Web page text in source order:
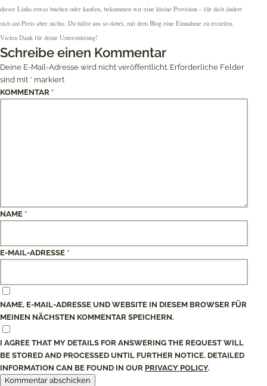
dieser Links etwas buchen oder kaufen, bekommen wir eine kleine Provision – für dich ändert
sich am Preis aber nichts. Du hilfst uns so dabei, mit dem Blog eine Einnahme zu erzielen.
Vielen Dank für deine Unterstützung!
Schreibe einen Kommentar
Deine E-Mail-Adresse wird nicht veröffentlicht. Erforderliche Felder
sind mit * markiert
KOMMENTAR *
NAME *
E-MAIL-ADRESSE *
NAME, E-MAIL-ADRESSE UND WEBSITE IN DIESEM BROWSER FÜR
MEINEN NÄCHSTEN KOMMENTAR SPEICHERN.
I AGREE THAT MY DETAILS FOR ANSWERING THE REQUEST WILL
BE STORED AND PROCESSED UNTIL FURTHER NOTICE. DETAILED
INFORMATION CAN BE FOUND IN OUR PRIVACY POLICY.